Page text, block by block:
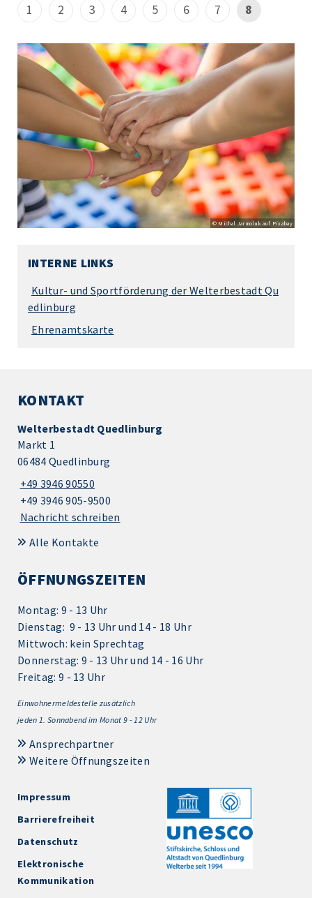
1 2 3 4 5 6 7 8
© Michal Jarmoluk auf Pixabay
INTERNE LINKS
Kultur- und Sportförderung der Welterbestadt Qu
edlinburg
Ehrenamtskarte
KONTAKT
Welterbestadt Quedlinburg
Markt 1
06484 Quedlinburg
+49 3946 90550
+49 3946 905-9500
Nachricht schreiben
Alle Kontakte
ÖFFNUNGSZEITEN
Montag: 9 - 13 Uhr
Dienstag: 9 - 13 Uhr und 14 - 18 Uhr
Mittwoch: kein Sprechtag
Donnerstag: 9 - 13 Uhr und 14 - 16 Uhr
Freitag: 9 - 13 Uhr
Einwohnermeldestelle zusätzlich
jeden 1. Sonnabend im Monat 9 - 12 Uhr
Ansprechpartner
Weitere Öffnungszeiten
Impressum
Barrierefreiheit
Datenschutz
Elektronische
Kommunikation